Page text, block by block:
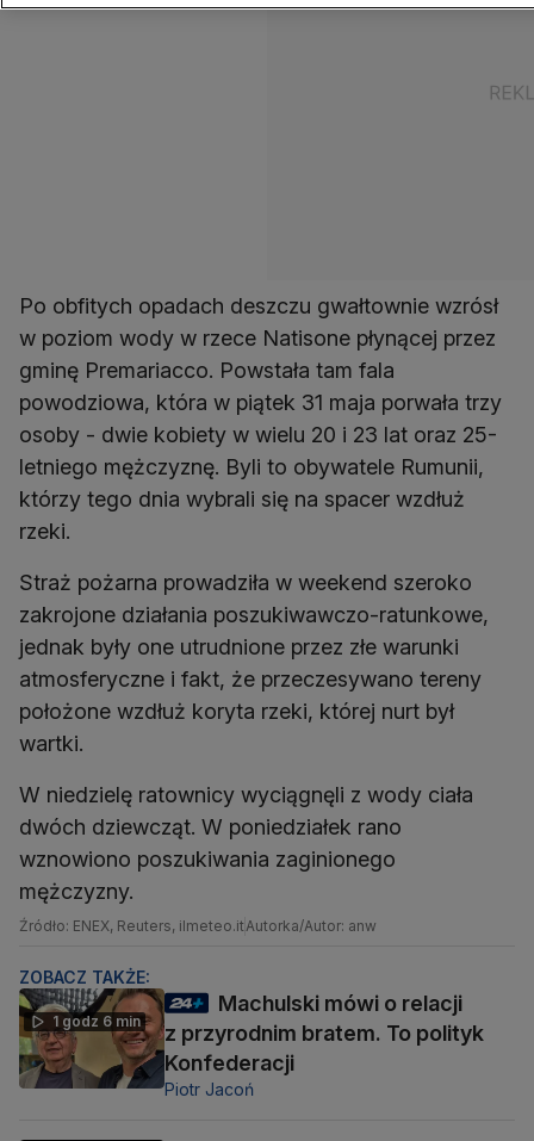
Po obfitych opadach deszczu gwałtownie wzrósł
w poziom wody w rzece Natisone płynącej przez
gminę Premariacco. Powstała tam fala
powodziowa, która w piątek 31 maja porwała trzy
osoby - dwie kobiety w wielu 20 i 23 lat oraz 25-
letniego mężczyznę. Byli to obywatele Rumunii,
którzy tego dnia wybrali się na spacer wzdłuż
rzeki.
Straż pożarna prowadziła w weekend szeroko
zakrojone działania poszukiwawczo-ratunkowe,
jednak były one utrudnione przez złe warunki
atmosferyczne i fakt, że przeczesywano tereny
położone wzdłuż koryta rzeki, której nurt był
wartki.
W niedzielę ratownicy wyciągnęli z wody ciała
dwóch dziewcząt. W poniedziałek rano
wznowiono poszukiwania zaginionego
mężczyzny.
Źródło: ENEX, Reuters, ilmeteo.itAutorka/Autor: anw
ZOBACZ TAKŻE:
1 godz 6 min
Machulski mówi o relacji
z przyrodnim bratem. To polityk
Konfederacji
Piotr Jacoń